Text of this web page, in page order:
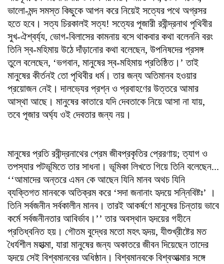
ভালো-মন্দ সমস্ত কিছুকে আপন করে নিয়েই সত্যের পথে অগ্রসর
হতে হবে। সত্য চিরকালই সত্য! সত্যের পূজারী রবীন্দ্রনাথ পৃথিবীর
সুখ-ঐশ্বর্য্য, ভোগ-বিলাসের কামনায় বসে থাকবার কথা বলেননি বরং
তিনি স্ব-মহিমায় উঠে দাঁড়ানোর কথা বলেছেন, উপনিষদের প্রসঙ্গ
তুলে বলেছেন, ‘ভগবান, মানুষের স্ব-মহিমায় প্রতিষ্ঠিত।’ তাই
মানুষের কীর্তনই তো পৃথিবীর ধর্ম। তার জন্য অতিমানব হওয়ার
প্রয়োজন নেই।‌ দালভ্যের প্রশ্ন ও প্রবাহণের উত্তরে আমার
আস্থা আছে। মানুষের কাতারে যদি দেবতাকে নিয়ে আসা না যায়,
তবে পূজার অর্ঘ্য ওই দেবতার জন্য নয়। ‌
মানুষের প্রতি রবীন্দ্রনাথের প্রেম জীবপ্রকৃতির প্রেরণায়; ত্যাগ ও
তপস্যার পটভূমিতে তার সাধনা। ভূমিকা লিখতে গিয়ে তিনি বলেছেন...
‘‘আমাদের অন্তরে এমন কে আছেন যিনি মানব অথচ যিনি
ব্যক্তিগত মানবকে অতিক্রম করে ‘সদা জনানাং হৃদয়ে সন্নিবিষ্টঃ’ ।
তিনি সর্বজনীন সর্বকালীন মানব। তারই আকর্ষণে মানুষের চিন্তায় ভাবে
কর্মে সর্বজনীনতার আবির্ভাব।’’ তার অবস্থান হৃদয়ের গহীনে
প্রতিধ্বনিত হয়। গৌতম বুদ্ধের মতো মহৎ হৃদয়, যীশুখ্রীষ্টের মত
ধৈর্যশীল মহাত্মা, যারা মানুষের জন্য অকাতরে জীবন দিয়েছেন তাদের
হৃদয়ে সেই বিশ্বমানবের অধিষ্ঠান। বিশ্বমানবকে বিশ্বআত্মার সঙ্গে